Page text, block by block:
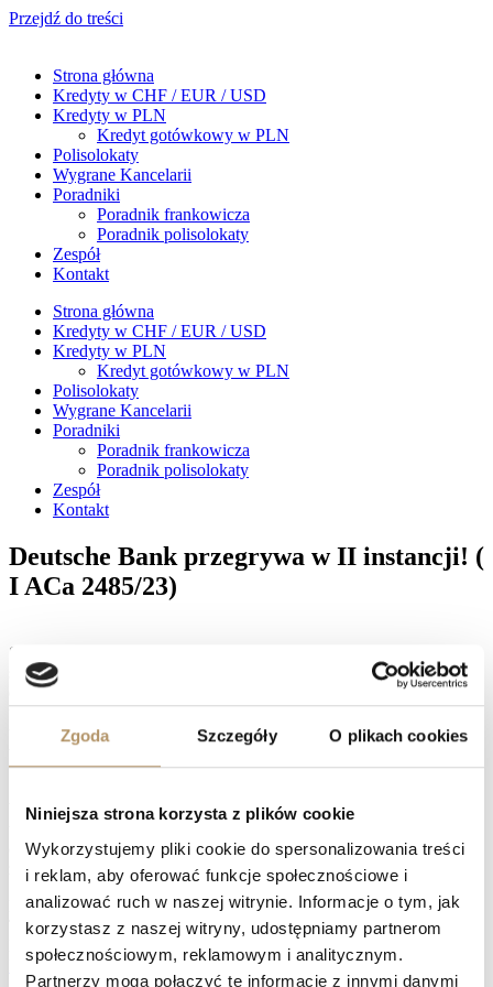
Zgoda Szczegóły O plikach cookies
Niniejsza strona korzysta z plików cookie
Wykorzystujemy pliki cookie do spersonalizowania treści
i reklam, aby oferować funkcje społecznościowe i
analizować ruch w naszej witrynie. Informacje o tym, jak
korzystasz z naszej witryny, udostępniamy partnerom
społecznościowym, reklamowym i analitycznym.
Partnerzy mogą połączyć te informacje z innymi danymi
Przejdź do treści
Strona główna
Kredyty w CHF / EUR / USD
Kredyty w PLN
Kredyt gotówkowy w PLN
Polisolokaty
Wygrane Kancelarii
Poradniki
Poradnik frankowicza
Poradnik polisolokaty
Zespół
Kontakt
Strona główna
Kredyty w CHF / EUR / USD
Kredyty w PLN
Kredyt gotówkowy w PLN
Polisolokaty
Wygrane Kancelarii
Poradniki
Poradnik frankowicza
Poradnik polisolokaty
Zespół
Kontakt
Deutsche Bank przegrywa w II instancji! (
I ACa 2485/23)
Sąd Apelacyjny w Gdańsku wyrokiem z dnia 29.10.2025 roku, w
składzie SSA Małgorzaty Zwierzyńskiej – oddalił apelację Banku
oraz zasądził na rzecz naszych Klientów kwotę 8 100 złotych
tytułem zwrotu kosztów postępowania apelacyjnego, wraz z
ustawowymi odsetkami za opóźnienie. Jest to kolejny korzystny
wyrok dla Klientów Kancelarii, ponieważ- zgodnie z wyrokiem
Sądu I instancji- umowa kredytu została uznana za nieważną.
W rezultacie na konto Klientów trafi kwota 82 313, 26 CHF wraz z
ustawowymi odsetkami za opóźnienie od dnia 9 kwietnia 2021 roku
oraz kwota 11 817 złotych tytułem zwrotów kosztów procesu wraz
z ustawowymi odsetkami za opóźnienie.
Facebook
Twitter
LinkedIn
PrevKolejny sukces naszej Kancelarii w sporze z Bankiem BPH! (I